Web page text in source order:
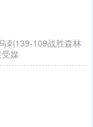
。从0-3落后十死无
上1-